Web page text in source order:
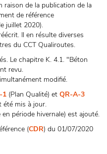
raison de la publication de la
de référence
juillet 2020).
Il en résulte diverses
du CCT Qualiroutes.
Le chapitre K. 4.1. "Béton
revu.
modifié.
1 (Plan Qualité) et QR-A-3
été mis à jour.
en période hivernale) est ajouté.
(CDR) du 01/07/2020